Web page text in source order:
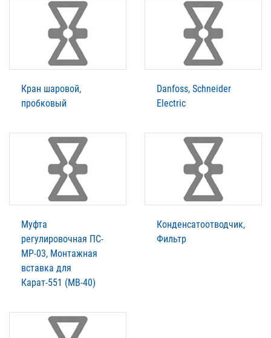
Кран шаровой,
пробковый
Danfoss, Schneider
Electric
Муфта
регулировочная ПС-
МР-03, Монтажная
вставка для
Карат-551 (МВ-40)
Конденсатоотводчик,
Фильтр